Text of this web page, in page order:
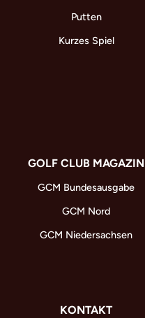
Putten
Kurzes Spiel
GOLF CLUB MAGAZIN
GCM Bundesausgabe
GCM Nord
GCM Niedersachsen
KONTAKT